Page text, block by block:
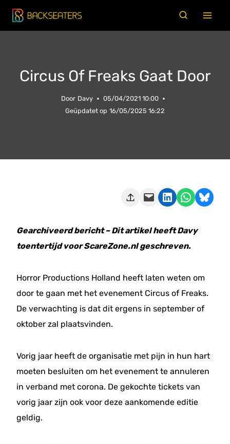
Doorgaan
naar
Circus Of Freaks Gaat Door
Door Davy
05/04/2021 10:00
Geüpdatet op 16/05/2025 16:22
Deze pagina e-mailen Delen op LinkedIn Delen via WhatsApp Share on Bluesky
Gearchiveerd bericht – Dit artikel heeft Davy
toentertijd voor ScareZone.nl geschreven.
Horror Productions Holland heeft laten weten om
door te gaan met het evenement Circus of Freaks.
De verwachting is dat dit ergens in september of
oktober zal plaatsvinden.
Vorig jaar heeft de organisatie met pijn in hun hart
moeten besluiten om het evenement te annuleren
in verband met corona. De gekochte tickets van
vorig jaar zijn ook voor deze aankomende editie
geldig.